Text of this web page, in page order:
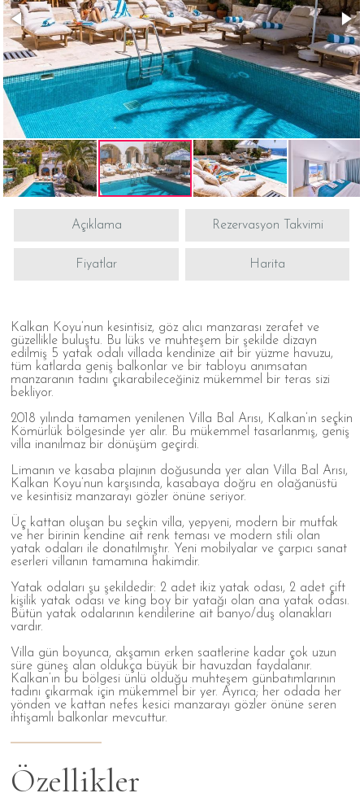
Açıklama Rezervasyon Takvimi
Fiyatlar Harita
Kalkan Koyu’nun kesintisiz, göz alıcı manzarası zerafet ve
güzellikle buluştu. Bu lüks ve muhteşem bir şekilde dizayn
edilmiş 5 yatak odalı villada kendinize ait bir yüzme havuzu,
tüm katlarda geniş balkonlar ve bir tabloyu anımsatan
manzaranın tadını çıkarabileceğiniz mükemmel bir teras sizi
bekliyor.
2018 yılında tamamen yenilenen Villa Bal Arısı, Kalkan’ın seçkin
Kömürlük bölgesinde yer alır. Bu mükemmel tasarlanmış, geniş
villa inanılmaz bir dönüşüm geçirdi.
Limanın ve kasaba plajının doğusunda yer alan Villa Bal Arısı,
Kalkan Koyu’nun karşısında, kasabaya doğru en olağanüstü
ve kesintisiz manzarayı gözler önüne seriyor.
Üç kattan oluşan bu seçkin villa, yepyeni, modern bir mutfak
ve her birinin kendine ait renk teması ve modern stili olan
yatak odaları ile donatılmıştır. Yeni mobilyalar ve çarpıcı sanat
eserleri villanın tamamına hakimdir.
Yatak odaları şu şekildedir: 2 adet ikiz yatak odası, 2 adet çift
kişilik yatak odası ve king boy bir yatağı olan ana yatak odası.
Bütün yatak odalarının kendilerine ait banyo/duş olanakları
vardır.
Villa gün boyunca, akşamın erken saatlerine kadar çok uzun
süre güneş alan oldukça büyük bir havuzdan faydalanır.
Kalkan’ın bu bölgesi ünlü olduğu muhteşem günbatımlarının
tadını çıkarmak için mükemmel bir yer. Ayrıca; her odada her
yönden ve kattan nefes kesici manzarayı gözler önüne seren
ihtişamlı balkonlar mevcuttur.
Özellikler